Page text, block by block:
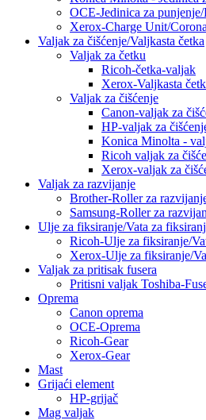
OCE-Jedinica za
Xerox-Charge Unit/Corona
Valjak za čišćenje/Valjkasta četka
Valjak za četku
Ricoh-četka-valjak
Xerox-Valjkasta
Valjak za čišćenje
Canon-valjak za
HP-valjak za
Konica Minolta -
Ricoh valjak za
Xerox-valjak za
Valjak za razvijanje
Brother-Roller za
Samsung-Roller za
Ulje za fiksiranje/Vata za
Ricoh-Ulje za fiksiranje/
Xerox-Ulje za fiksiranje/
Valjak za pritisak fusera
Pritisni valjak Toshiba-
Oprema
Canon oprema
OCE-Oprema
Ricoh-Gear
Xerox-Gear
Mast
Grijaći element
HP-grijač
Mag valjak